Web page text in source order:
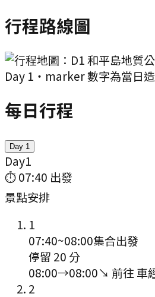
行程路線圖
Day 1 ・marker 數字為當日
每日行程
Day 1
Day1
⏱07:40 出發
景點安排
1
07:40~08:00集合出發
停留 20 分
08:00→08:00↘ 前往 車
2